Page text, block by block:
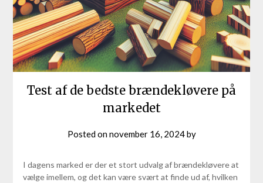
Test af de bedste brændekløvere på
markedet
Posted onnovember 16, 2024by
I dagens marked er der et stort udvalg af brændekløvere at
vælge imellem, og det kan være svært at finde ud af, hvilken